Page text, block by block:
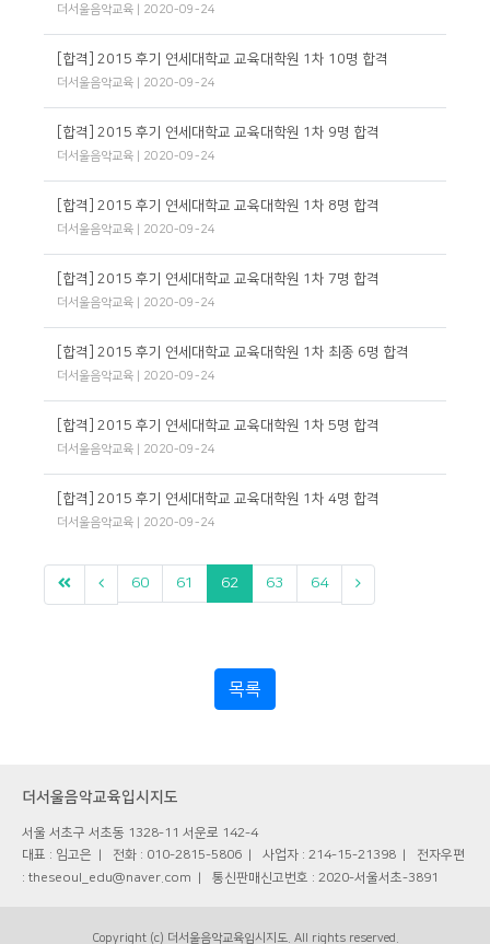
더서울음악교육 | 2020-09-24
[합격] 2015 후기 연세대학교 교육대학원 1차 10명 합격
더서울음악교육 | 2020-09-24
[합격] 2015 후기 연세대학교 교육대학원 1차 9명 합격
더서울음악교육 | 2020-09-24
[합격] 2015 후기 연세대학교 교육대학원 1차 8명 합격
더서울음악교육 | 2020-09-24
[합격] 2015 후기 연세대학교 교육대학원 1차 7명 합격
더서울음악교육 | 2020-09-24
[합격] 2015 후기 연세대학교 교육대학원 1차 최종 6명 합격
더서울음악교육 | 2020-09-24
[합격] 2015 후기 연세대학교 교육대학원 1차 5명 합격
더서울음악교육 | 2020-09-24
[합격] 2015 후기 연세대학교 교육대학원 1차 4명 합격
더서울음악교육 | 2020-09-24
60 61 62 63 64
목록
더서울음악교육입시지도
서울 서초구 서초동 1328-11 서운로 142-4
대표 : 임고은
전화 : 010-2815-5806 사업자 : 214-15-21398
전자우편
: theseoul_edu@naver.com
통신판매신고번호 : 2020-서울서초-3891
Copyright (c) 더서울음악교육입시지도. All rights reserved.